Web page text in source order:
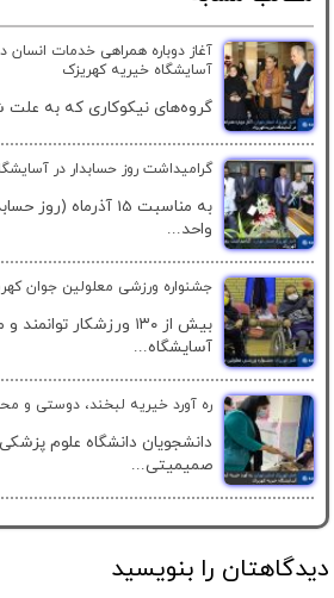
آغاز دوباره همراهی خدمات انسان
آسایشگاه خیریه کهریزک
گروه‌های نیکوکاری که به علت
گرامیداشت روز حسابدار در
به مناسبت 15 آذرماه
واحد...
جشنواره ورزشی معلولین جوان
بیش از ۱۳۰ ورزشکار
آسایشگاه...
ره آورد خیریه لبخند، دوستی و
دانشجویان دانشگاه علوم
صمیمیتی...
دیدگاهتان را بنویسید